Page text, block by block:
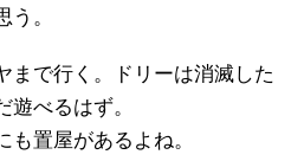
。
まで行く。ドリーは消滅した
遊べるはず。
も置屋があるよね。